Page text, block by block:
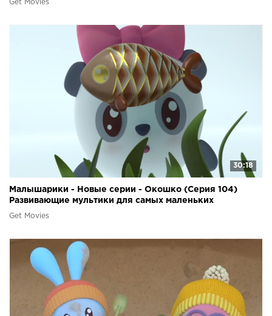
Get Movies
30:18
Малышарики - Новые серии - Окошко (Серия 104)
Развивающие мультики для самых маленьких
Get Movies